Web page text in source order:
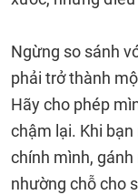
Ngừng so sánh
phải trở thành
Hãy cho phép
chậm lại. Khi
chính mình,
nhường chỗ cho